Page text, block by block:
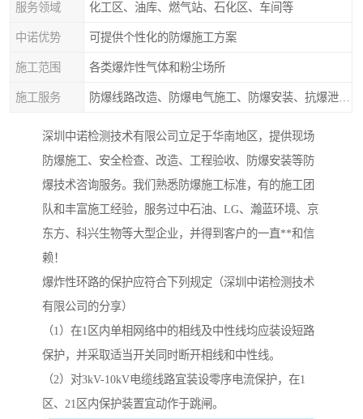
服务领域 化工区、油库、燃气站、石化区、车间等
中诺优势 可提供个性化的防爆施工方案
施工范围 各类爆炸性气体和粉尘场所
施工服务
深圳中诺检测技术有限公司立足于华南地区，提供现场
防爆施工、安全检查、改造、工程验收、防爆安装等防
爆技术咨询服务。我们熟悉防爆施工标准，有的施工团
队和丰富施工经验，服务过中石油、LG、瀚蓝环境、京
东方、科兴生物等大型企业，并得到客户的一直**和信
赖！
爆炸性环路的保护应符合下列规定（深圳中诺检测技术
有限公司的分享）
（1）在1区内单相网络中的相线及中性线均应装设短路
保护，并采取适当开关同时断开相线和中性线。
（2）对3kV-10kV电缆线路宜装设零序电流保护，在1
区、21区内保护装置宜动作于跳闸。